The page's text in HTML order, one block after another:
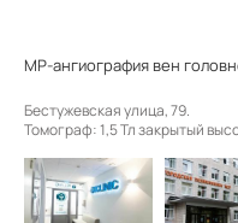
МР-ангиография вен
Бестужевская улица, 79.
Томограф: 1,5 Тл закрытый